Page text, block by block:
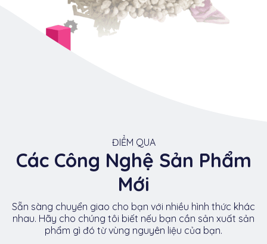
ĐIỂM QUA
Các Công Nghệ Sản Phẩm
Mới
Sẵn sàng chuyển giao cho bạn với nhiều hình thức khác
nhau. Hãy cho chúng tôi biết nếu bạn cần sản xuất sản
phẩm gì đó từ vùng nguyên liệu của bạn.